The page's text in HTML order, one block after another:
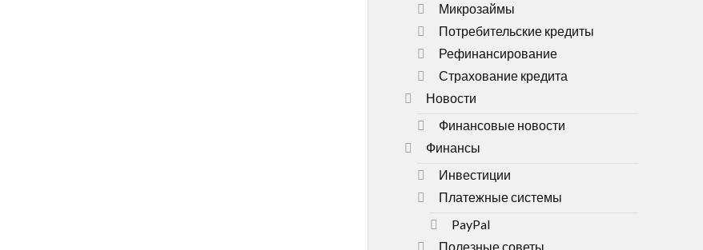
Микрозаймы
Потребительские кредиты
Рефинансирование
Страхование кредита
Новости
Финансовые новости
Финансы
Инвестиции
Платежные системы
PayPal
Полезные советы